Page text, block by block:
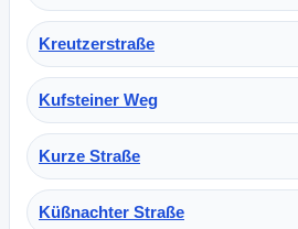
Kreutzerstraße
Kufsteiner Weg
Kurze Straße
Küßnachter Straße